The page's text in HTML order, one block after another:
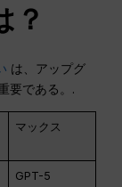
？
は、アップグ
要である。.
マックス
GPT-5